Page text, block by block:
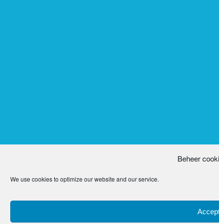
Beheer
We use cookies to optimize our website and our service.